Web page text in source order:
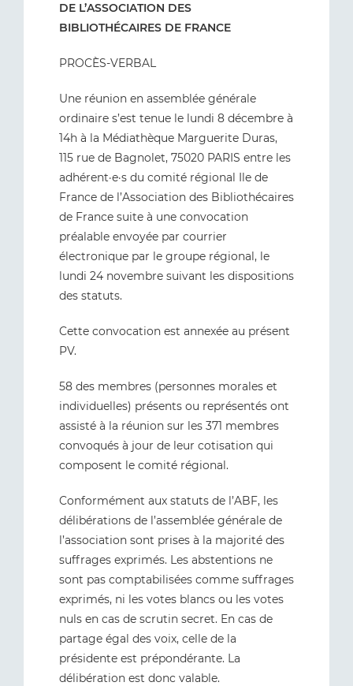
DE L’ASSOCIATION DES
BIBLIOTHÉCAIRES DE FRANCE
PROCÈS-VERBAL
Une réunion en assemblée générale
ordinaire s’est tenue le lundi 8 décembre à
14h à la Médiathèque Marguerite Duras,
115 rue de Bagnolet, 75020 PARIS entre les
adhérent·e·s du comité régional Ile de
France de l’Association des Bibliothécaires
de France suite à une convocation
préalable envoyée par courrier
électronique par le groupe régional, le
lundi 24 novembre suivant les dispositions
des statuts.
Cette convocation est annexée au présent
PV.
58 des membres (personnes morales et
individuelles) présents ou représentés ont
assisté à la réunion sur les 371 membres
convoqués à jour de leur cotisation qui
composent le comité régional.
Conformément aux statuts de l’ABF, les
délibérations de l’assemblée générale de
l’association sont prises à la majorité des
suffrages exprimés. Les abstentions ne
sont pas comptabilisées comme suffrages
exprimés, ni les votes blancs ou les votes
nuls en cas de scrutin secret. En cas de
partage égal des voix, celle de la
présidente est prépondérante. La
délibération est donc valable.